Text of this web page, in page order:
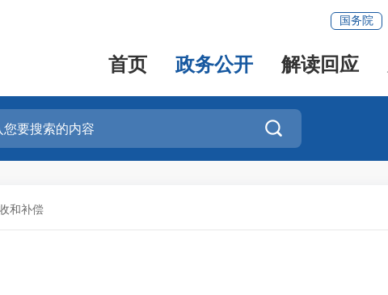
国务院
首页 政务公开 解读回应

和补偿